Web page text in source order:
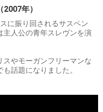
年）
に振り回されるサスペン
主人公の青年スレヴンを演
スやモーガンフリーマンな
話題になりました。